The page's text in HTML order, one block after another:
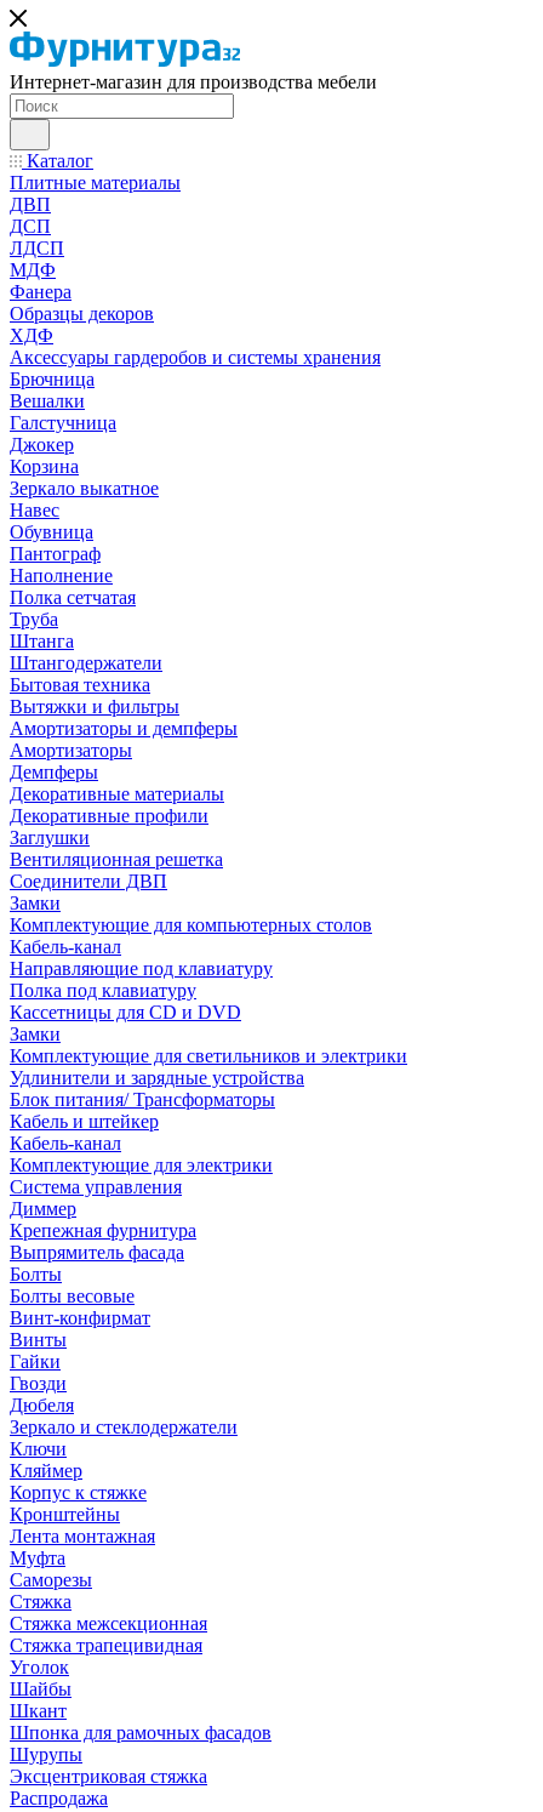
Интернет-магазин для производства мебели
Каталог
Плитные материалы
ДВП
ДСП
ЛДСП
МДФ
Фанера
Образцы декоров
ХДФ
Аксессуары гардеробов и системы хранения
Брючница
Вешалки
Галстучница
Джокер
Корзина
Зеркало выкатное
Навес
Обувница
Пантограф
Наполнение
Полка сетчатая
Труба
Штанга
Штангодержатели
Бытовая техника
Вытяжки и фильтры
Амортизаторы и демпферы
Амортизаторы
Демпферы
Декоративные материалы
Декоративные профили
Заглушки
Вентиляционная решетка
Соединители ДВП
Замки
Комплектующие для компьютерных столов
Кабель-канал
Направляющие под клавиатуру
Полка под клавиатуру
Кассетницы для CD и DVD
Замки
Комплектующие для светильников и электрики
Удлинители и зарядные устройства
Блок питания/ Трансформаторы
Кабель и штейкер
Кабель-канал
Комплектующие для электрики
Система управления
Диммер
Крепежная фурнитура
Выпрямитель фасада
Болты
Болты весовые
Винт-конфирмат
Винты
Гайки
Гвозди
Дюбеля
Зеркало и стеклодержатели
Ключи
Кляймер
Корпус к стяжке
Кронштейны
Лента монтажная
Муфта
Саморезы
Стяжка
Стяжка межсекционная
Стяжка трапецивидная
Уголок
Шайбы
Шкант
Шпонка для рамочных фасадов
Шурупы
Эксцентриковая стяжка
Распродажа